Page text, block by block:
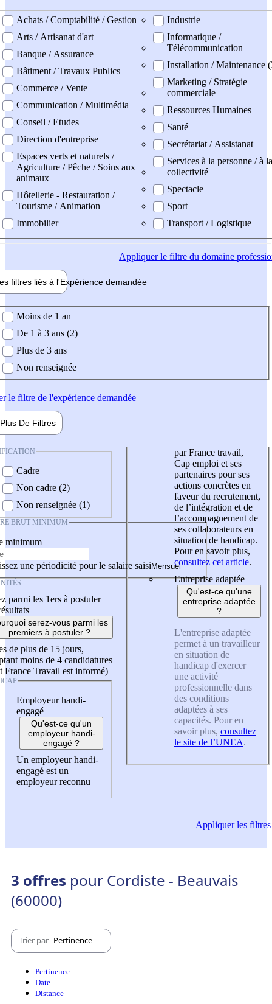
professionel
Achats / Comptabilité / Gestion
Arts / Artisanat d'art
Banque / Assurance
Bâtiment / Travaux Publics
Commerce / Vente
Communication / Multimédia
Conseil / Etudes
Direction d'entreprise
Espaces verts et naturels /
Agriculture / Pêche / Soins aux
animaux
Hôtellerie - Restauration /
Tourisme / Animation
Immobilier
Industrie
Informatique /
Télécommunication
Installation / Maintenance
Marketing / Stratégie
commerciale
Ressources Humaines
Santé
Secrétariat / Assistanat
Services à la personne / à la
collectivité
Spectacle
Sport
Transport / Logistique
Appliquerle filtre du domaine
filtres liés à l'Expérience demandée
demandée
Moins de 1 an
De 1 à 3 ans (2)
Plus de 3 ans
Non renseignée
le filtre de l'expérience demandée
Plus De Filtres
Cadre
Non cadre (2)
Non renseignée (1)
BRUT MINIMUM
minimum
une périodicité pour le salaire saisi
parmi les 1ers à postuler
serez-vous parmi les
premiers à postuler ?
de plus de 15 jours,
moins de 4 candidatures
France Travail est informé)
Employeur handi-
engagé
Qu'est-ce qu'un
employeur handi-
engagé ?
Un employeur handi-
engagé est un
employeur reconnu
par France travail,
Cap emploi et ses
partenaires pour ses
actions concrètes en
faveur du recrutement,
de l’intégration et de
l’accompagnement de
ses collaborateurs en
situation de handicap.
Pour en savoir plus,
consultez cet article.
Entreprise adaptée
Qu'est-ce qu'une
entreprise adaptée
?
L'entreprise adaptée
permet à un travailleur
en situation de
handicap d'exercer
une activité
professionnelle dans
des conditions
adaptées à ses
capacités. Pour en
savoir plus, consultez
le site de l’UNEA.
Appliquerles filtres
3 offres pour Cordiste - Beauvais
(60000)
Trier par Pertinence
Pertinence
Date
Distance